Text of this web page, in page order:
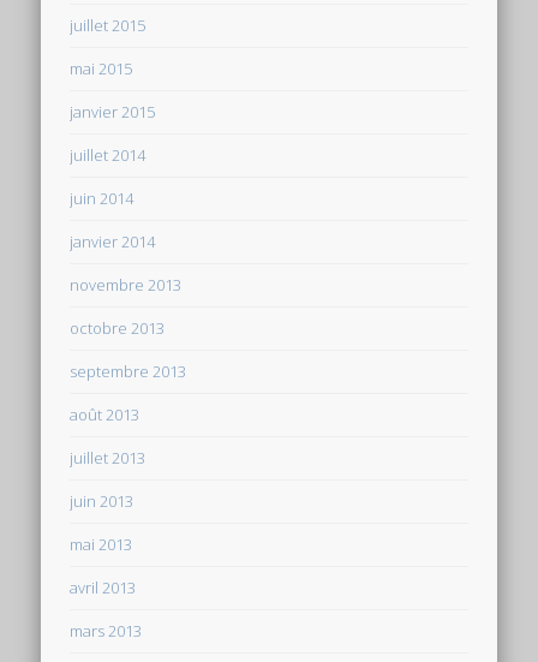
juillet 2015
mai 2015
janvier 2015
juillet 2014
juin 2014
janvier 2014
novembre 2013
octobre 2013
septembre 2013
août 2013
juillet 2013
juin 2013
mai 2013
avril 2013
mars 2013